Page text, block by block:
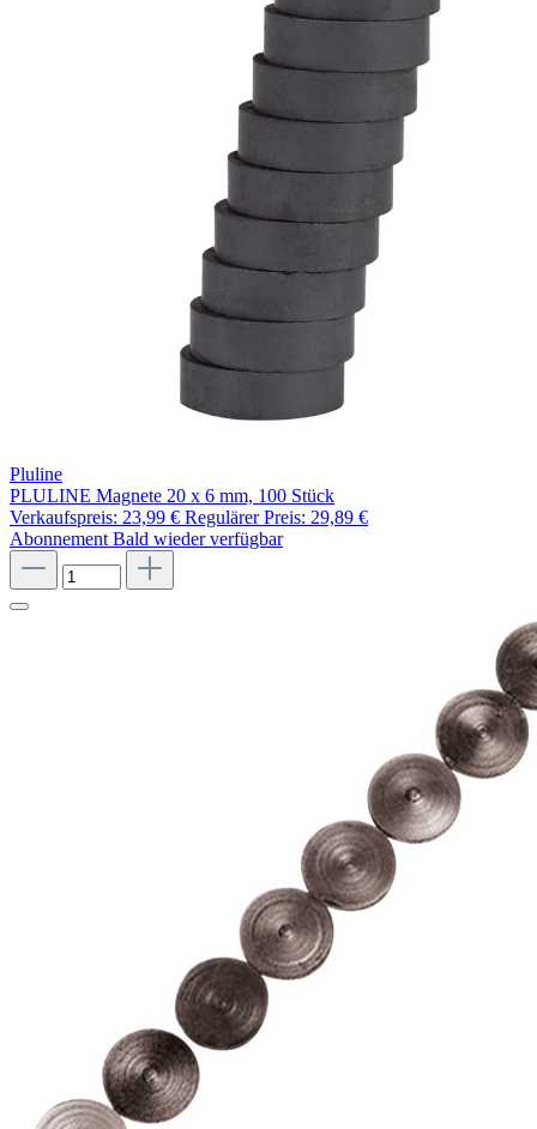
Pluline
PLULINE Magnete 20 x 6 mm, 100 Stück
Verkaufspreis: 23,99 € Regulärer Preis: 29,89 €
Abonnement Bald wieder verfügbar